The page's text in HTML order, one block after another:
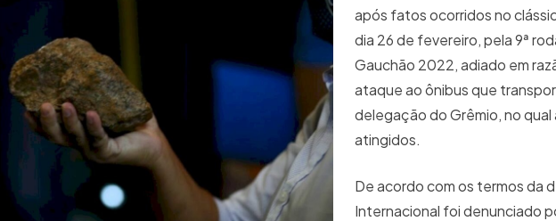
após fatos ocorridos no
dia 26 de fevereiro, pela 9ª
Gauchão 2022, adiado em
ataque ao ônibus que
delegação do Grêmio, no
atingidos.
De acordo com os termos da
Internacional foi denunciado